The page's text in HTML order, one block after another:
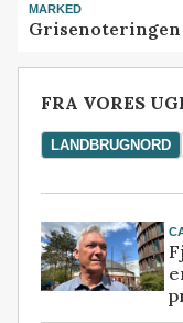
MARKED
FRA VORES
LANDBRUGNORD